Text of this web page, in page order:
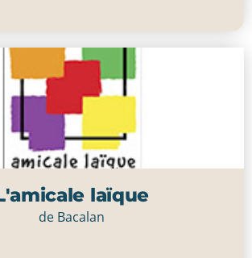
laïque
de Bacalan